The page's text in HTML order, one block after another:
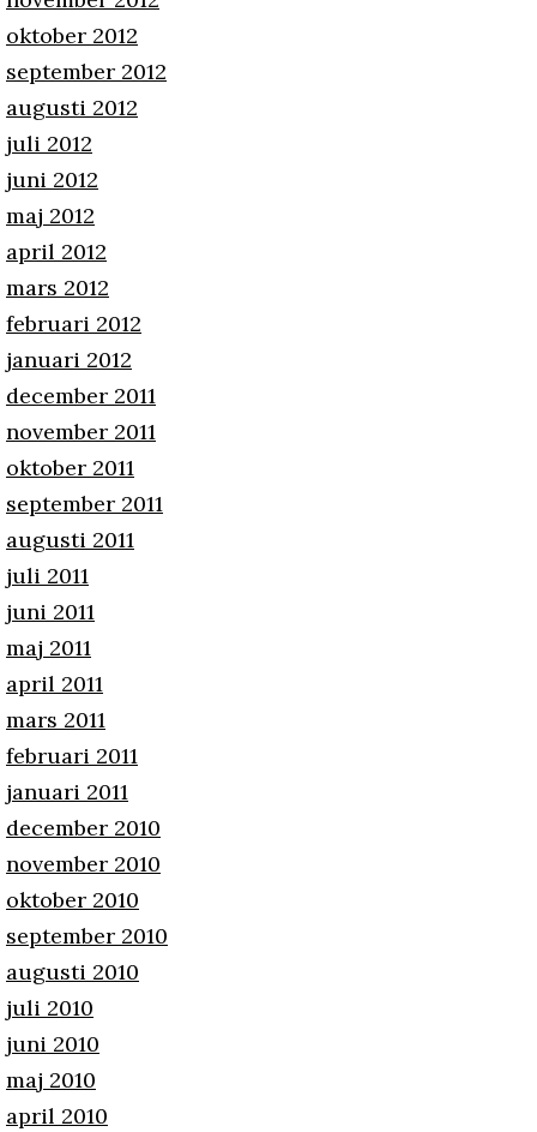
oktober 2012
september 2012
augusti 2012
juli 2012
juni 2012
maj 2012
april 2012
mars 2012
februari 2012
januari 2012
december 2011
november 2011
oktober 2011
september 2011
augusti 2011
juli 2011
juni 2011
maj 2011
april 2011
mars 2011
februari 2011
januari 2011
december 2010
november 2010
oktober 2010
september 2010
augusti 2010
juli 2010
juni 2010
maj 2010
april 2010